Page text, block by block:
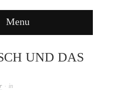
Menu
UND DAS
· in